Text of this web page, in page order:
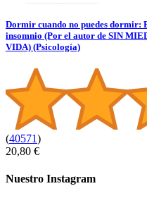
Dormir cuando no puedes dormir:
insomnio (Por el autor de SIN
VIDA) (Psicología)
(40571)
20,80 €
Nuestro Instagram